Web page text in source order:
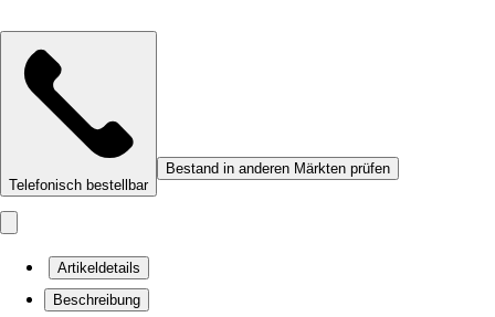
Telefonisch bestellbar
Bestand in anderen Märkten prüfen
Artikeldetails
Beschreibung